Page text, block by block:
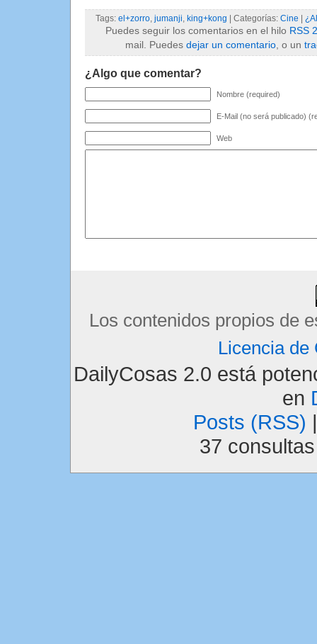
Tags: el+zorro jumanji king+kong | Categorías: Cine |
Puedes seguir los comentarios en el hilo RSS
mail. Puedes dejar un comentario , o un
¿Algo que comentar?
Nombre (required)
E-Mail (no será publicado)
Web
Los contenidos propios de
Licencia de
DailyCosas 2.0 está
en
Posts (RSS)
37